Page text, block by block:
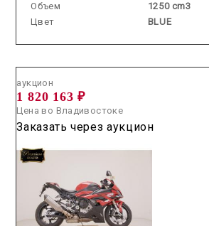
Объем
1250 cm3
Цвет
BLUE
аукцион
1 820 163 ₽
Цена во Владивостоке
Заказать через аукцион